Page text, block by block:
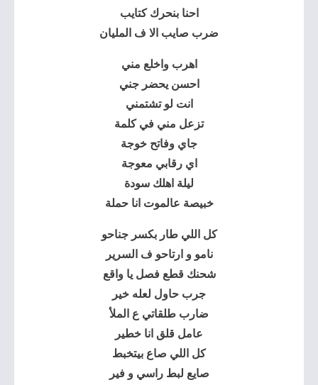
احنا بنحرك كتايب
ضرب صايب الا ف المليان
اهرب واخلع مني
احسن يحضر جني
انت لو تشتمني
تزعل مني في كلمة
جاي وفاتح خوجة
اي رقابي معوجة
ليلة اهلك سودة
خبيصة عالموت انا حملة
كل اللي طار بكسر جناحو
نامو و ارتاحو ف السرير
شحنك قطع فصل يا واقع
جرب حاول لعله خير
ضارب طلقاتي ع الملأ
عامل قلق انا خطير
كل اللي صاع بيتخبط
صايع لبط راسي و فير